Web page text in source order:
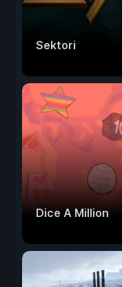
Sektori
Dice A Million